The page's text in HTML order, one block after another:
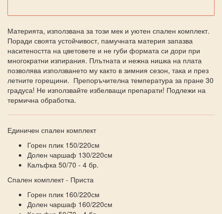
Материята, използвана за този мек и уютен спален комплект.
Поради своята устойчивост, памучната материя запазва
наситеността на цветовете и не губи формата си дори при
многократни изпирания. Плътната и нежна нишка на плата
позволява използването му както в зимния сезон, така и през
летните горещини. Препоръчителна температура за пране 30
градуса! Не използвайте избелващи препарати! Подлежи на
термична обработка.
Единичен спален комплект
Горен плик 150/220см
Долен чаршаф 130/220см
Калъфка 50/70 - 4 бр.
Спален комплект - Приста
Горен плик 160/220см
Долен чаршаф 160/220см